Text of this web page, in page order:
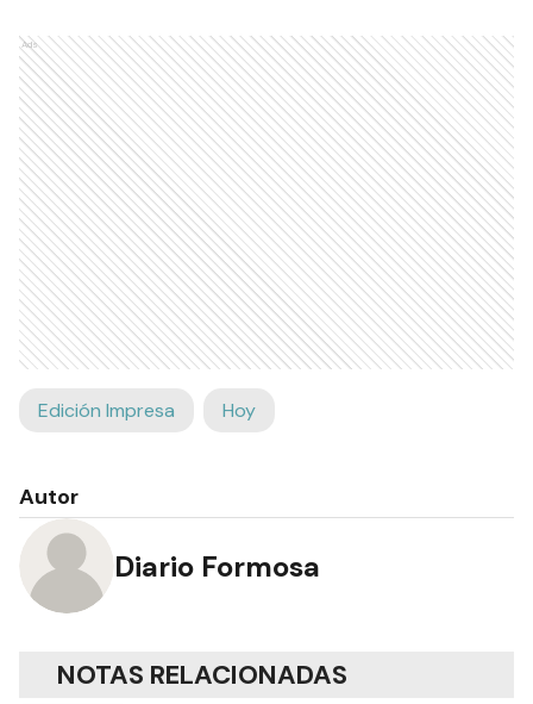
Ads
Edición Impresa Hoy
Autor
Diario Formosa
NOTAS RELACIONADAS